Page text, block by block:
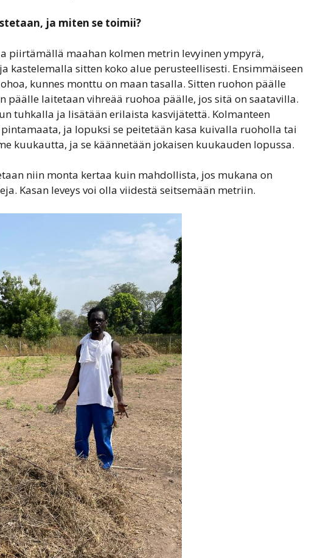
ja miten se toimii?
piirtämällä maahan kolmen metrin levyinen ympyrä,
kastelemalla sitten koko alue perusteellisesti. Ensimmäiseen
kunnes monttu on maan tasalla. Sitten ruohon päälle
päälle laitetaan vihreää ruohoa päälle, jos sitä on saatavilla.
tuhkalla ja lisätään erilaista ​​kasvijätettä. Kolmanteen
ja lopuksi se peitetään kasa kuivalla ruoholla tai
kuukautta, ja se käännetään jokaisen kuukauden lopussa.
niin monta kertaa kuin mahdollista, jos mukana on
Kasan leveys voi olla viidestä seitsemään metriin.